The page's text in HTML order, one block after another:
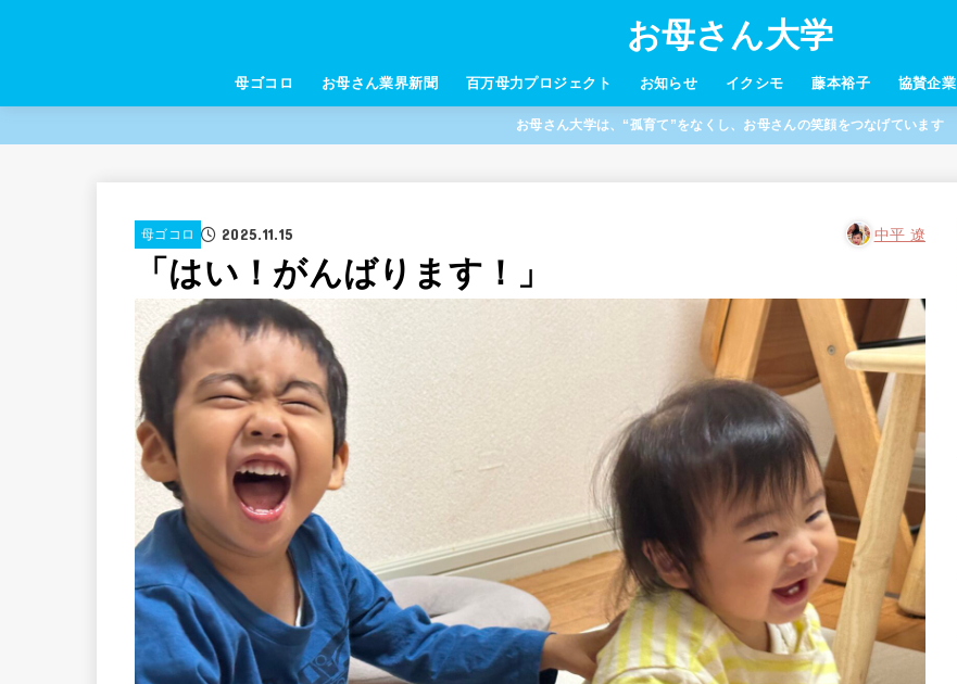
お母さん大学
母ゴコロ お母さん業界新聞 百万母力プロジェクト お知らせ イクシモ 藤本裕子 協賛企業
お母さん大学は、“孤育て”をなくし、お母さんの笑顔をつなげています
母ゴコロ 2025.11.15 中平 遼
「はい！がんばります！」